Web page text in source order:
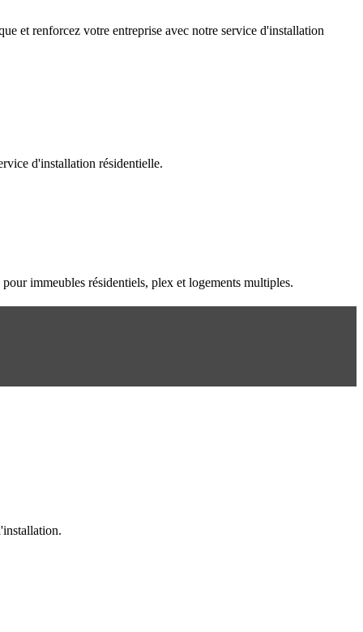
et renforcez votre entreprise avec notre service d'installation
d'installation résidentielle.
immeubles résidentiels, plex et logements multiples.